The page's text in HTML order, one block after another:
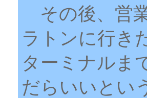
その後、営
ラトンに行き
ターミナルま
だらいいとい